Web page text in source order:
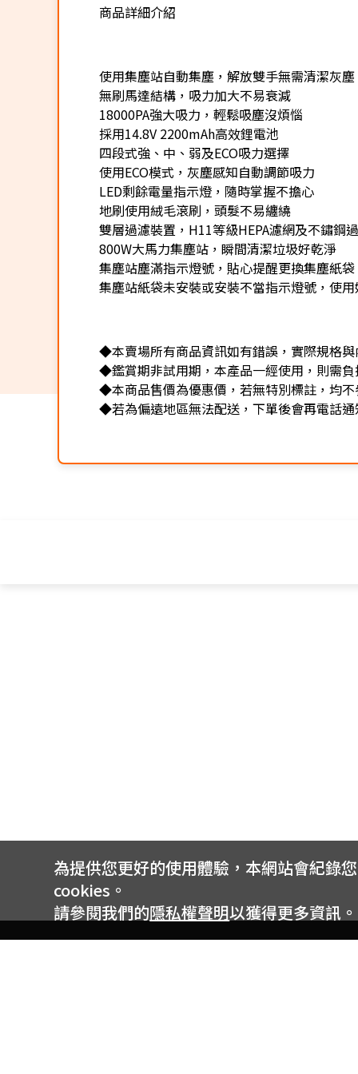
商品詳細介紹
使用集塵站自動集塵，解放雙手無需清潔灰塵
無刷馬達結構，吸力加大不易衰減
18000PA強大吸力，輕鬆吸塵沒煩惱
採用14.8V 2200mAh高效鋰電池
四段式強、中、弱及ECO吸力選擇
使用ECO模式，灰塵感知自動調節吸力
LED剩餘電量指示燈，隨時掌握不擔心
地刷使用絨毛滾刷，頭髮不易纏繞
雙層過濾裝置，H11等級HEPA濾網及不鏽鋼
800W大馬力集塵站，瞬間清潔垃圾好乾淨
集塵站塵滿指示燈號，貼心提醒更換集塵紙袋
集塵站紙袋未安裝或安裝不當指示燈號，使
◆本賣場所有商品資訊如有錯誤，實際規格
◆鑑賞期非試用期，本產品一經使用，則需
◆本商品售價為優惠價，若無特別標註，均
◆若為偏遠地區無法配送，下單後會再電話通
為提供您更好的使用體驗，本網站會紀錄
cookies。
請參閱我們的隱私權聲明以獲得更多資訊。